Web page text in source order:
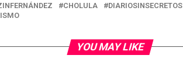
CHOLULA DIARIOSINSECRETOS
YOU MAY LIKE